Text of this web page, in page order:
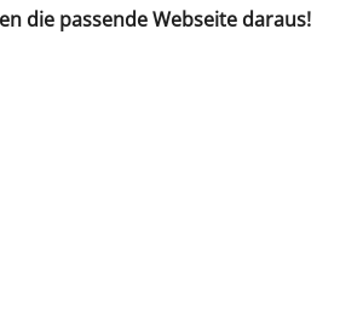
die passende Webseite daraus!